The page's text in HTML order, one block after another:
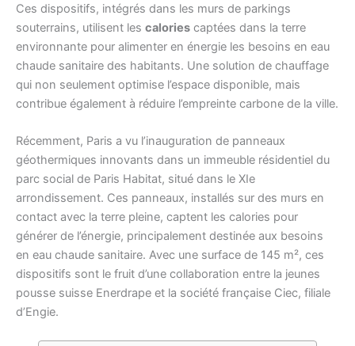
Ces dispositifs, intégrés dans les murs de parkings
souterrains, utilisent les calories captées dans la terre
environnante pour alimenter en énergie les besoins en eau
chaude sanitaire des habitants. Une solution de chauffage
qui non seulement optimise l’espace disponible, mais
contribue également à réduire l’empreinte carbone de la ville.
Récemment, Paris a vu l’inauguration de panneaux
géothermiques innovants dans un immeuble résidentiel du
parc social de Paris Habitat, situé dans le XIe
arrondissement. Ces panneaux, installés sur des murs en
contact avec la terre pleine, captent les calories pour
générer de l’énergie, principalement destinée aux besoins
en eau chaude sanitaire. Avec une surface de 145 m², ces
dispositifs sont le fruit d’une collaboration entre la jeunes
pousse suisse Enerdrape et la société française Ciec, filiale
d’Engie.